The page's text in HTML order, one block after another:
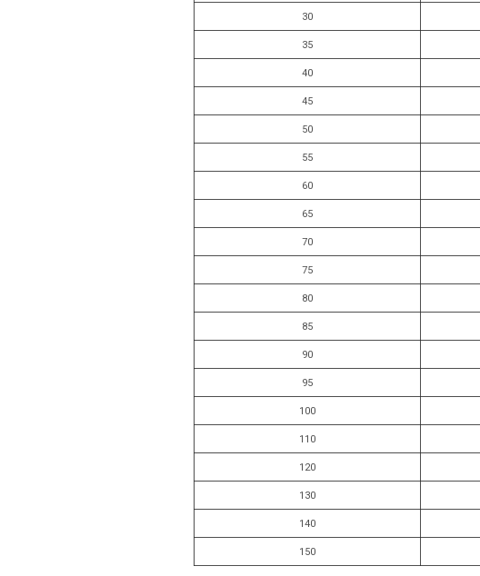
30
35
40
45
50
55
60
65
70
75
80
85
90
95
100
110
120
130
140
150